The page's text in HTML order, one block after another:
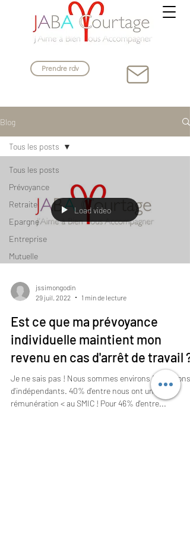
Prendre rdv
Blog
Tous les posts
Prévoyance
Retraite
Epargne
Entreprise
Mutuelle
Tous les posts
Load video
jssimongodin
29 juil. 2022
1 min de lecture
Est ce que ma prévoyance
individuelle maintient mon
revenu en cas d'arrêt de travail ?
Je ne sais pas ! Nous sommes environs 1,9 millions
d'indépendants. 40% d'entre nous ont une
rémunération < au SMIC ! Pour 46% d'entre...